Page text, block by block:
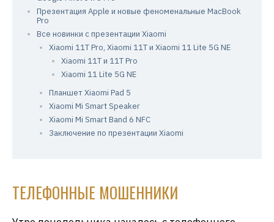
Презентация Apple и новые феноменальные MacBook
Pro
Все новинки с презентации Xiaomi
Xiaomi 11T Pro, Xiaomi 11T и Xiaomi 11 Lite 5G NE
Xiaomi 11T и 11T Pro
Xiaomi 11 Lite 5G NE
Планшет Xiaomi Pad 5
Xiaomi Mi Smart Speaker
Xiaomi Mi Smart Band 6 NFC
Заключение по презентации Xiaomi
ТЕЛЕФОННЫЕ МОШЕННИКИ